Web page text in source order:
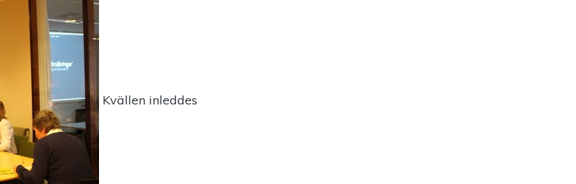
Kvällen inleddes